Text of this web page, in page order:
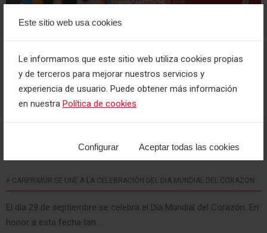
Este sitio web usa cookies
Le informamos que este sitio web utiliza cookies propias
y de terceros para mejorar nuestros servicios y
experiencia de usuario. Puede obtener más información
en nuestra Política de cookies
Configurar Aceptar todas las cookies
+ CARPRIMUR SE UNE A LA CELEBRACIÓN DEL DIA MUNDIAL DEL CORAZON
El día 29 de septiembre se celebra el Día Mundial del Corazón. En
honor a esta fecha tan...